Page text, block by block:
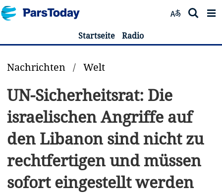
Startseite Radio
Nachrichten / Welt
UN-Sicherheitsrat: Die
israelischen Angriffe auf
den Libanon sind nicht zu
rechtfertigen und müssen
sofort eingestellt werden